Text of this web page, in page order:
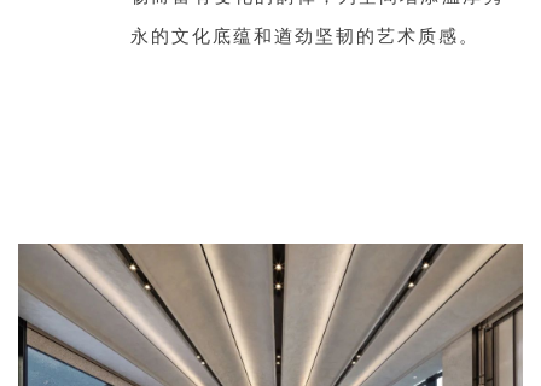
永的文化底蕴和遒劲坚韧的艺术质感 。